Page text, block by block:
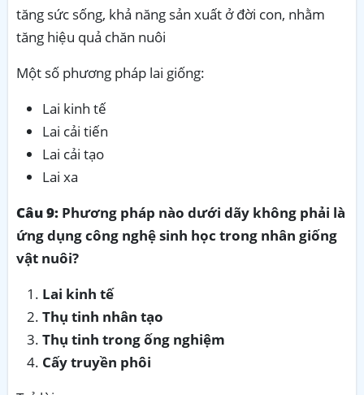
tăng sức sống, khả năng sản xuất ở đời con, nhằm
tăng hiệu quả chăn nuôi
Một số phương pháp lai giống:
Lai kinh tế
Lai cải tiến
Lai cải tạo
Lai xa
Câu 9: Phương pháp nào dưới dãy không phải là
ứng dụng công nghệ sinh học trong nhân giống
vật nuôi?
Lai kinh tế
Thụ tinh nhân tạo
Thụ tinh trong ống nghiệm
Cấy truyền phôi